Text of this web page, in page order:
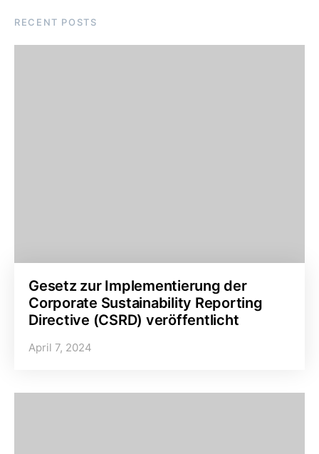
RECENT POSTS
Gesetz zur Implementierung der
Corporate Sustainability Reporting
Directive (CSRD) veröffentlicht
April 7, 2024